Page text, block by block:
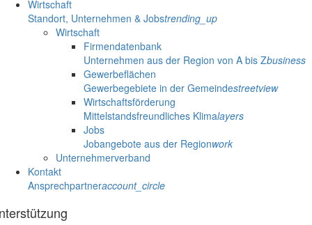
Wirtschaft
Standort, Unternehmen & Jobstrending_up
Wirtschaft
Firmendatenbank
Unternehmen aus der Region von A bis Zbusiness
Gewerbeflächen
Gewerbegebiete in der Gemeindestreetview
Wirtschaftsförderung
Mittelstandsfreundliches Klimalayers
Jobs
Jobangebote aus der Regionwork
Unternehmerverband
Kontakt
Ansprechpartneraccount_circle